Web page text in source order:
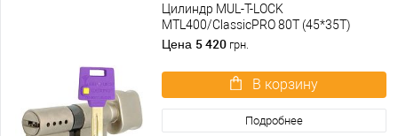
Цилиндр MUL-T-LOCK
MTL400/ClassicPRO 80T (45*35T)
никель сатин
Цена 5 420 грн.
В корзину
Подробнее